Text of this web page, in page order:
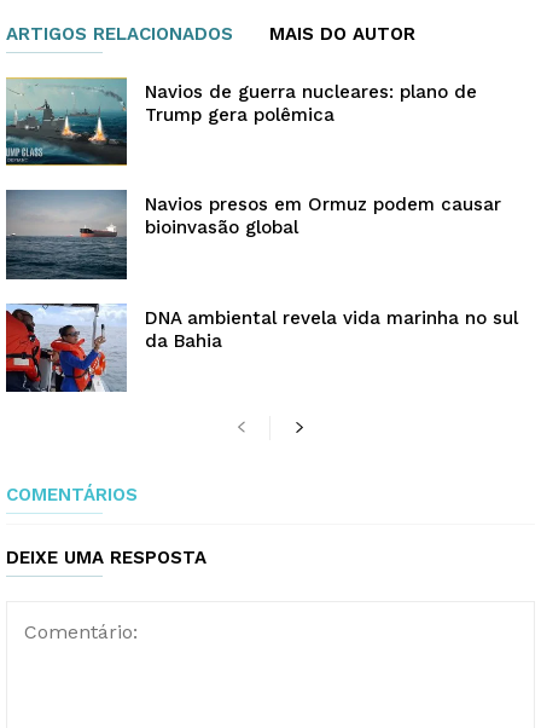
ARTIGOS RELACIONADOS MAIS DO AUTOR
Navios de guerra nucleares: plano de
Trump gera polêmica
Navios presos em Ormuz podem causar
bioinvasão global
DNA ambiental revela vida marinha no sul
da Bahia
COMENTÁRIOS
DEIXE UMA RESPOSTA